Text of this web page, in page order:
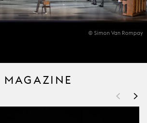
© Simon Van Rompay
MAGAZINE
< >